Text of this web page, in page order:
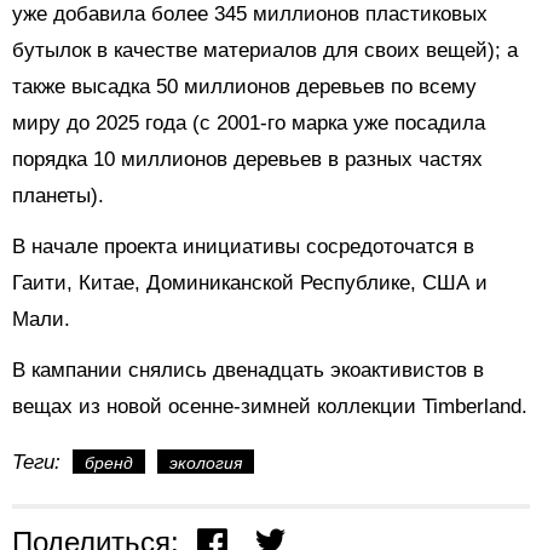
уже добавила более 345 миллионов пластиковых
бутылок в качестве материалов для своих вещей); а
также высадка 50 миллионов деревьев по всему
миру до 2025 года (с 2001-го марка уже посадила
порядка 10 миллионов деревьев в разных частях
планеты).
В начале проекта инициативы сосредоточатся в
Гаити, Китае, Доминиканской Республике, США и
Мали.
В кампании снялись двенадцать экоактивистов в
вещах из новой осенне-зимней коллекции Timberland.
Теги: бренд экология
Поделиться: